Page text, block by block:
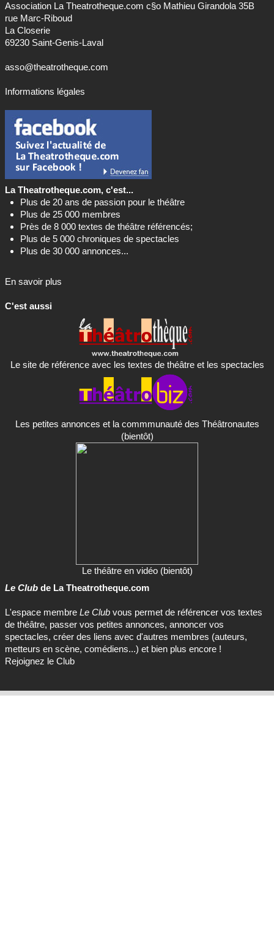
Association La Theatrotheque.com c§o Mathieu Girandola 35B
rue Marc-Riboud
La Closerie
69230 Saint-Genis-Laval
asso@theatrotheque.com
Informations légales
La Theatrotheque.com, c'est...
Plus de 20 ans de passion pour le théâtre
Plus de 25 000 membres
Près de 8 000 textes de théâtre référencés;
Plus de 5 000 chroniques de spectacles
Plus de 30 000 annonces...
En savoir plus
C'est aussi
Le site de référence avec les textes de théâtre et les spectacles
Les petites annonces et la commmunauté des Théâtronautes
(bientôt)
Le théâtre en vidéo (bientôt)
Le Club de La Theatrotheque.com
L'espace membre Le Club vous permet de référencer vos textes
de théâtre, passer vos petites annonces, annoncer vos
spectacles, créer des liens avec d'autres membres (auteurs,
metteurs en scène, comédiens...) et bien plus encore !
Rejoignez le Club